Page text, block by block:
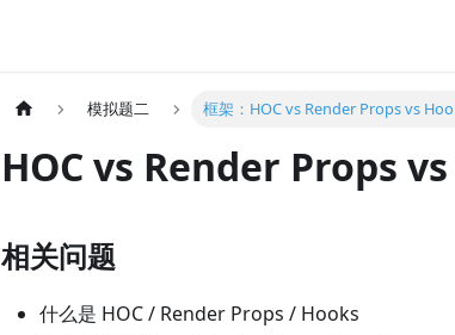
模拟题二 框架：HOC vs Render Props vs
HOC vs Render Props
相关问题
什么是 HOC / Render Props / Hooks